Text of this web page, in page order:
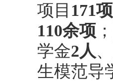
项目 171项
110余项
学金2人
生模范导